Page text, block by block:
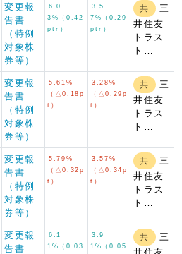
変更報
告書
（特例
対象株
券等）
6.0
3%（0.42
pt↑）
3.5
7%（0.29
pt↑）
共
三
井住友
トラス
ト…
変更報
告書
（特例
対象株
券等）
5.61%
（△0.18p
t）
3.28%
（△0.29p
t）
共
三
井住友
トラス
ト…
変更報
告書
（特例
対象株
券等）
5.79%
（△0.32p
t）
3.57%
（△0.34p
t）
共
三
井住友
トラス
ト…
変更報
告書
6.1
1%（0.03
3.9
1%（0.05
共
三